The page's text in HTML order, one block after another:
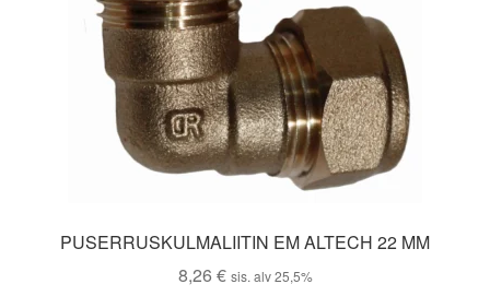
PUSERRUSKULMALIITIN EM ALTECH 22 MM
8,26 € sis. alv 25,5%